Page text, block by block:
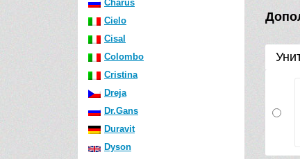
Charus
Cielo
Cisal
Colombo
Cristina
Dreja
Dr.Gans
Duravit
Dyson